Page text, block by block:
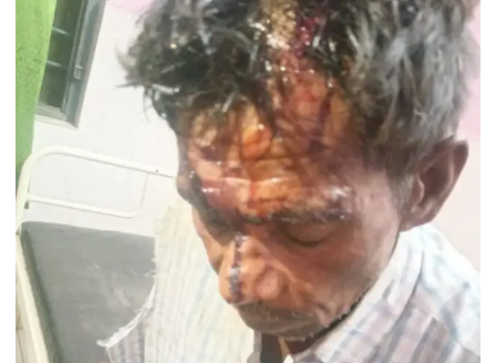
के
साथ
उत्साहपूर्वक
मनाया
गया
12वां
अंतरराष्ट्रीय
योग
दिवस